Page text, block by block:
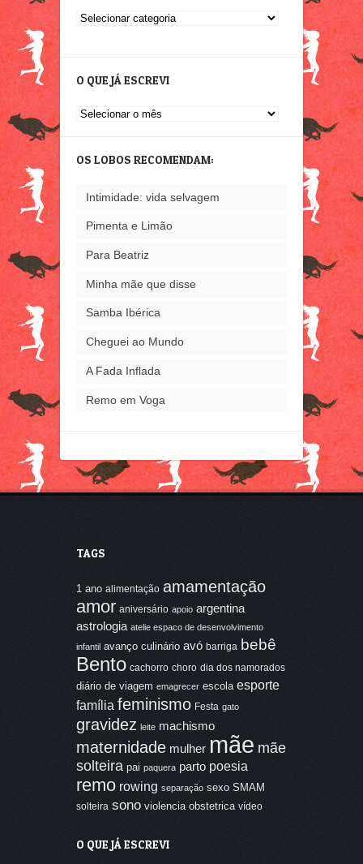
Categorias
O QUE JÁ ESCREVI
O
escrevi
OS LOBOS RECOMENDAM:
Intimidade: vida selvagem
Pimenta e Limão
Para Beatriz
Minha mãe que disse
Samba Ibérica
Cheguei ao Mundo
A Fada Inflada
Remo em Voga
TAGS
1 ano alimentação amamentação
amor aniversário apoio argentina
astrologia atelie espaco de desenvolvimento
infantil avanço culinário avó barriga bebê
Bento cachorro choro dia dos namorados
diário de viagem emagrecer escola esporte
família feminismo Festa gato
gravidez leite machismo
maternidade mulher mãe mãe
solteira pai paquera parto poesia
remo rowing separação sexo SMAM
solteira sono violencia obstetrica vídeo
O QUE JÁ ESCREVI